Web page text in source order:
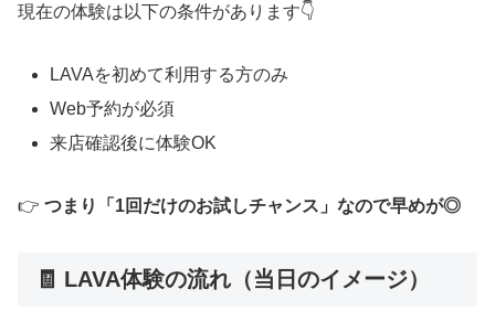
現在の体験は以下の条件があります👇
LAVAを初めて利用する方のみ
Web予約が必須
来店確認後に体験OK
👉 つまり「1回だけのお試しチャンス」なので早めが◎
🧾 LAVA体験の流れ（当日のイメージ）